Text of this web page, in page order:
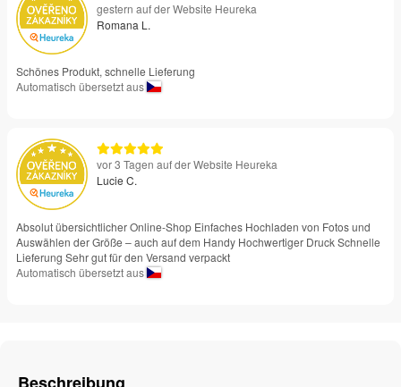
gestern auf der Website Heureka
Romana L.
Schönes Produkt, schnelle Lieferung
Automatisch übersetzt aus
vor 3 Tagen auf der Website Heureka
Lucie C.
Absolut übersichtlicher Online-Shop Einfaches Hochladen von Fotos und
Auswählen der Größe – auch auf dem Handy Hochwertiger Druck Schnelle
Lieferung Sehr gut für den Versand verpackt
Automatisch übersetzt aus